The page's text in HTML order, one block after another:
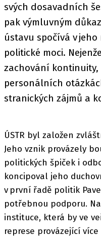
svých dosavadních
pak výmluvným
ústavu spočívá v
politické moci.
zachování kontinuity,
personálních
stranických zájmů a
ÚSTR byl založen
Jeho vznik provázely
politických špiček i
koncipoval jeho
v první řadě politik
potřebnou podporu.
instituce, která by ve
represe provázející